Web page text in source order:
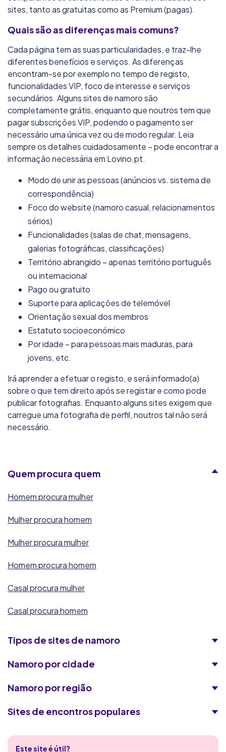
7 000membros 21+idade preferencial
7.4/10
160 000membros 30+idade preferencial
Casual Club
8.5/10
130 000 000membros 25+ idade preferencial
8.1/10
33 000 membros 30+
Fuckbook
8.0/10
30 000membros 30+idade preferencial
MyDates
8.2/10
68 000membros 30+idade preferencial
Maxxsexx
8.1/10
55 000membros 30+ idade preferencial
FoxyOnes
80 000membros 30+
8.0/10
91 000membros 30+
DatingTuga
200 000membros 30+idade preferencial
SugarDaters
sites, tanto as gratuitas como as Premium (pagas).
Quais são as diferenças mais comuns?
Cada página tem as suas particularidades, e traz-lhe
diferentes benefícios e serviços. As diferenças
encontram-se por exemplo no tempo de registo,
funcionalidades VIP, foco de interesse e serviços
secundários. Alguns sites de namoro são
completamente grátis, enquanto que noutros tem que
pagar subscrições VIP, podendo o pagamento ser
necessário uma única vez ou de modo regular. Leia
sempre os detalhes cuidadosamente – pode encontrar a
informação necessária em Lovino.pt.
Modo de unir as pessoas (anúncios vs. sistema de
correspondência)
Foco do website (namoro casual, relacionamentos
sérios)
Funcionalidades (salas de chat, mensagens,
galerias fotográficas, classificações)
Território abrangido – apenas território português
ou internacional
Pago ou gratuito
Suporte para aplicações de telemóvel
Orientação sexual dos membros
Estatuto socioeconómico
Por idade – para pessoas mais maduras, para
jovens, etc.
Irá aprender a efetuar o registo, e será informado(a)
sobre o que tem direito após se registar e como pode
publicar fotografias. Enquanto alguns sites exigem que
carregue uma fotografia de perfil, noutros tal não será
necessário.
Quem procura quem
Homem procura mulher
Mulher procura homem
Mulher procura mulher
Homem procura homem
Casal procura mulher
Casal procura homem
Tipos de sites de namoro
Namoro por cidade
Namoro por região
Sites de encontros populares
Encontros Quentes
Este site é útil?